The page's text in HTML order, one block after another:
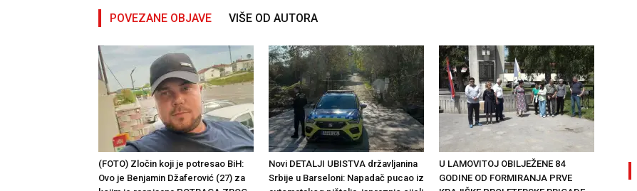
POVEZANE OBJAVE VIŠE OD AUTORA
(FOTO) Zločin koji je potresao BiH:
Ovo je Benjamin Džaferović (27) za
Novi DETALJI UBISTVA državljanina
Srbije u Barseloni: Napadač pucao iz
U LAMOVITOJ OBILJEŽENE 84
GODINE OD FORMIRANJA PRVE